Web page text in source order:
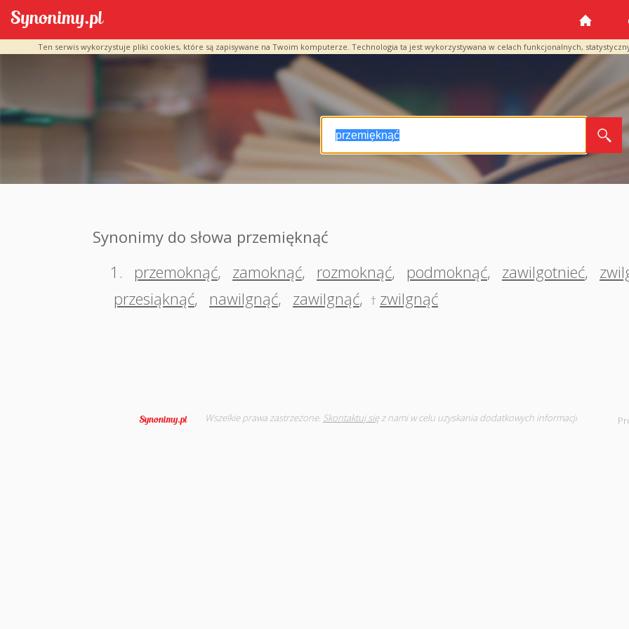
Ten serwis wykorzystuje pliki cookies, które są zapisywane na Twoim komputerze. Technologia ta jest wykorzystywana w celach funkcjonalnych,
Synonimy do słowa przemięknąć
1.
przemoknąć, zamoknąć, rozmoknąć, podmoknąć, zawilgotnieć,
przesiąknąć, nawilgnąć, zawilgnąć, † zwilgnąć
Wszelkie prawa zastrzeżone. Skontaktuj sięz nami w celu uzyskania dodatkowych informacji